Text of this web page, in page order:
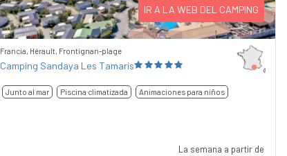
IR A LA WEB DEL CAMPING
Francia, Hérault, Frontignan-plage
Camping Sandaya Les Tamaris
Junto al mar Piscina climatizada Animaciones para niños
La semana a partir de